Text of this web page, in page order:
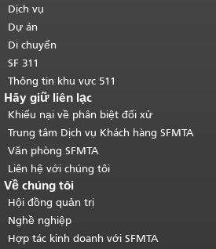
trang.Quay lại đầu trang nội dung
chính.
Dịch vụ
Dự án
Di chuyển
SF 311
Thông tin khu vực 511
Hãy giữ liên lạc
Khiếu nại về phân biệt đối xử
Trung tâm Dịch vụ Khách hàng SFMTA
Văn phòng SFMTA
Liên hệ với chúng tôi
Về chúng tôi
Hội đồng quản trị
Nghề nghiệp
Hợp tác kinh doanh với SFMTA